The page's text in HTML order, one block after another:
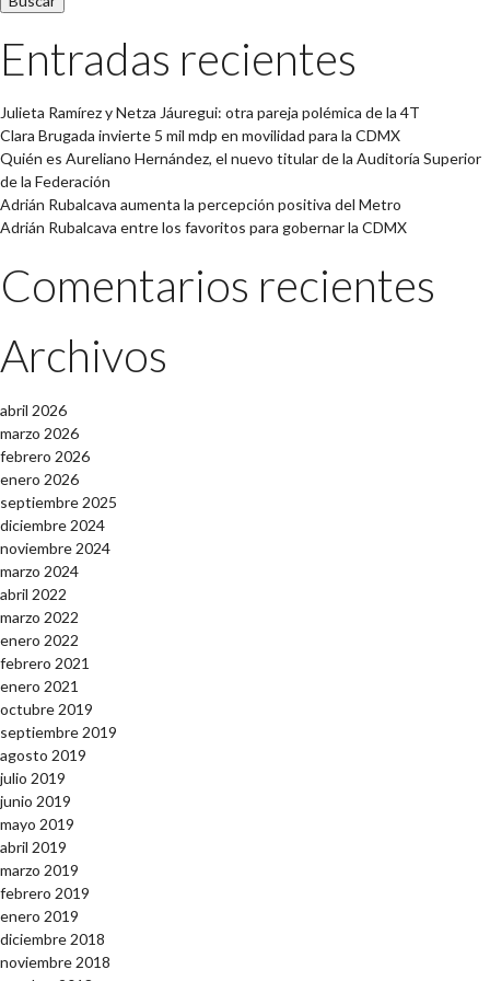
Entradas recientes
Julieta Ramírez y Netza Jáuregui: otra pareja polémica de la 4T
Clara Brugada invierte 5 mil mdp en movilidad para la CDMX
Quién es Aureliano Hernández, el nuevo titular de la Auditoría Superior
de la Federación
Adrián Rubalcava aumenta la percepción positiva del Metro
Adrián Rubalcava entre los favoritos para gobernar la CDMX
Comentarios recientes
Archivos
abril 2026
marzo 2026
febrero 2026
enero 2026
septiembre 2025
diciembre 2024
noviembre 2024
marzo 2024
abril 2022
marzo 2022
enero 2022
febrero 2021
enero 2021
octubre 2019
septiembre 2019
agosto 2019
julio 2019
junio 2019
mayo 2019
abril 2019
marzo 2019
febrero 2019
enero 2019
diciembre 2018
noviembre 2018